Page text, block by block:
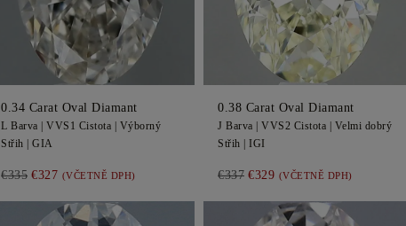
0.34 Carat Oval Diamant
L Barva | VVS1 Cistota | Výborný
Střih | GIA
€335 €327 (VČETNĚ DPH)
0.38 Carat Oval Diamant
J Barva | VVS2 Cistota | Velmi dobrý
Střih | IGI
€337 €329 (VČETNĚ DPH)